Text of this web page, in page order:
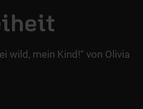
wild, mein Kind!“ von Olivia